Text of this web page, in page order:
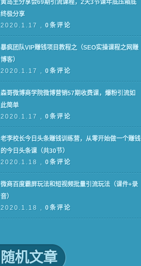
黄岛主分享会69期引流课程，2天3节课年底压箱底
终极分享
2020.1.17 , 0条评论
暴疯团队VIP赚钱项目教程之（SEO实操课程之网赚
博客）
2020.1.17 , 0条评论
森哥微博商学院微博营销57期收费课，爆粉引流如
此简单
2020.1.17 , 0条评论
老李校长今日头条赚钱训练营，从零开始做一个赚钱
的今日头条课（共30节）
2020.1.18 , 0条评论
微商百度霸屏玩法和短视频批量引流玩法（课件+录
音）
2020.1.18 , 0条评论
随机文章